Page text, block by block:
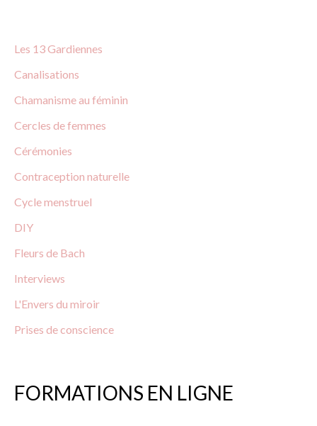
h
e
r
:
Les 13 Gardiennes
Canalisations
Chamanisme au féminin
Cercles defemmes
Cérémonies
Contraception naturelle
Cycle menstruel
DIY
Fleurs de Bach
Interviews
L'Envers du miroir
Prises deconscience
FORMATIONS EN LIGNE